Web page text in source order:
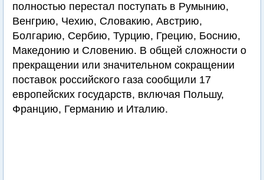
полностью перестал поступать в Румынию,
Венгрию, Чехию, Словакию, Австрию,
Болгарию, Сербию, Турцию, Грецию, Боснию,
Македонию и Словению. В общей сложности о
прекращении или значительном сокращении
поставок российского газа сообщили 17
европейских государств, включая Польшу,
Францию, Германию и Италию.